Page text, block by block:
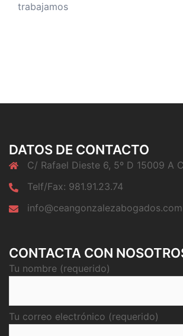
trabajamos
DATOS DE CONTACTO
C/ Rafael Dieste 6, 5º D 15009 A
Telf/Fax: 981.91.23.74
info@ceangonzalezabogados.com
CONTACTA CON
Tu nombre (requerido)
Tu correo electrónico (requerido)